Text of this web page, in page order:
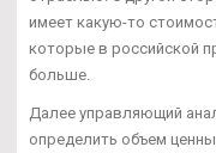
имеет какую-то
которые в российской
больше.
Далее управляющий
определить объем